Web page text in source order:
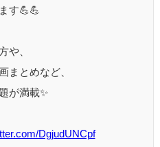
す💪💪
や、
まとめなど、
が満載✨
DgjudUNCpf